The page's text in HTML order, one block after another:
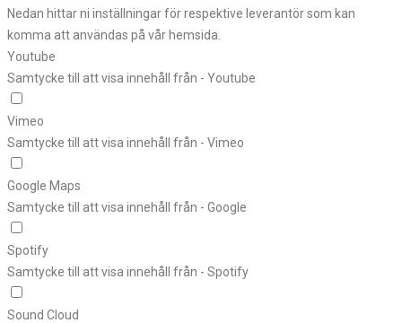
Nedan hittar ni inställningar för respektive leverantör som kan
komma att användas på vår hemsida.
Youtube
Samtycke till att visa innehåll från - Youtube
Vimeo
Samtycke till att visa innehåll från - Vimeo
Google Maps
Samtycke till att visa innehåll från - Google
Spotify
Samtycke till att visa innehåll från - Spotify
Sound Cloud